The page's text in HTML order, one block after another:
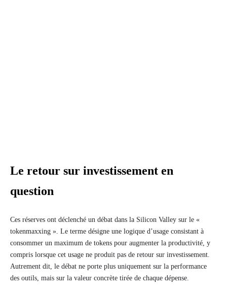
Le retour sur investissement en
question
Ces réserves ont déclenché un débat dans la Silicon Valley sur le «
tokenmaxxing ». Le terme désigne une logique d’usage consistant à
consommer un maximum de tokens pour augmenter la productivité, y
compris lorsque cet usage ne produit pas de retour sur investissement.
Autrement dit, le débat ne porte plus uniquement sur la performance
des outils, mais sur la valeur concrète tirée de chaque dépense.